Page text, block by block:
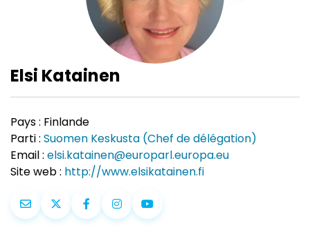
Elsi Katainen
Pays : Finlande
Parti : Suomen Keskusta (Chef de délégation)
Email : elsi.katainen@europarl.europa.eu
Site web : http://www.elsikatainen.fi